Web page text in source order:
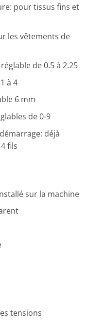
pour tissus fins et
les vêtements de
de 0.5 à 2.25
à 4
6 mm
de 0-9
déjà
fils
sur la machine
tensions